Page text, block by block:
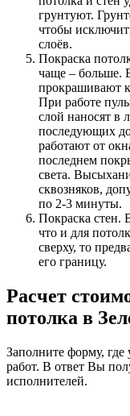
грунтуют.
чтобы
слоёв.
Покраска
чаще – больше.
прокрашивают
При работе
слой наносят в
последующих
работают от
последнем
света.
сквозняков,
по 2-3 минуты.
Покраска стен.
что и для
сверху, то
его границу.
Расчет
потолка в
Заполните форму,
работ. В ответ Вы
исполнителей.